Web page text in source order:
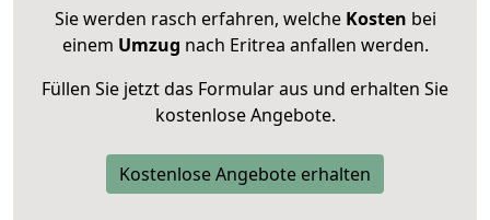
Sie werden rasch erfahren, welche Kosten bei
einem Umzug nach Eritrea anfallen werden.
Füllen Sie jetzt das Formular aus und erhalten Sie
kostenlose Angebote.
Kostenlose Angebote erhalten